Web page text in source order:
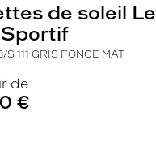
de soleil Le
S 111 GRIS FONCE MAT
de
€